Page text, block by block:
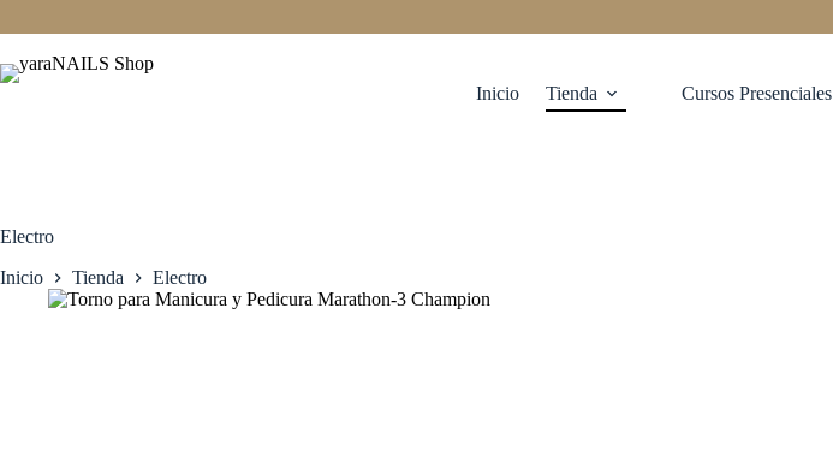
al
contenido
Inicio Tienda Cursos Presenciales
Electro
Inicio Tienda Electro